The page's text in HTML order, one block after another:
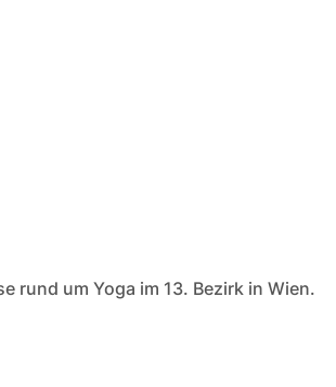
rund um Yoga im 13. Bezirk in Wien.